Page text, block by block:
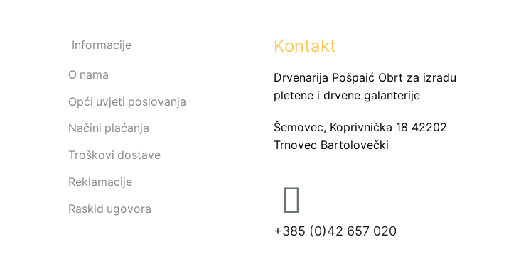
Informacije
O nama
Opći uvjeti poslovanja
Načini plaćanja
Troškovi dostave
Reklamacije
Raskid ugovora
Kontakt
Drvenarija Pošpaić Obrt za izradu
pletene i drvene galanterije
Šemovec, Koprivnička 18 42202
Trnovec Bartolovečki
+385 (0)42 657 020